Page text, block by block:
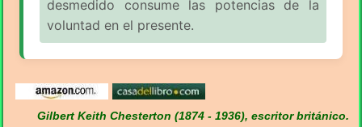
desmedido consume las potencias de la
voluntad en el presente.
Gilbert Keith Chesterton (1874 - 1936), escritor británico.